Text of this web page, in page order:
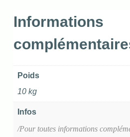
Informations
Poids
10 kg
Infos
/Pour toutes informations